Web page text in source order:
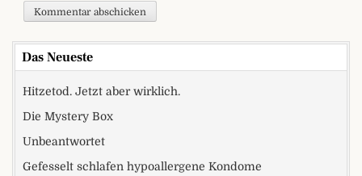
Das Neueste
Hitzetod. Jetzt aber wirklich.
Die Mystery Box
Unbeantwortet
Gefesselt schlafen hypoallergene Kondome